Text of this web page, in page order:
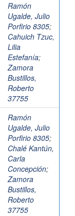
Ramón
Ugalde, Julio
Porfirio 8305;
Cahuich Tzuc,
Lilia
Estefanía;
Zamora
Bustillos,
Roberto
37755
Ramón
Ugalde, Julio
Porfirio 8305;
Chalé Kantún,
Carla
Concepción;
Zamora
Bustillos,
Roberto
37755